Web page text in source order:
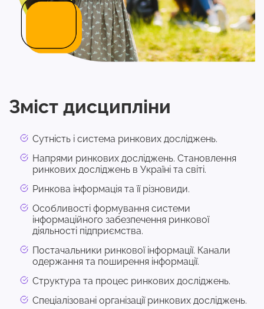
Зміст дисципліни
Сутність і система ринкових досліджень.
Напрями ринкових досліджень. Становлення
ринкових досліджень в Україні та світі.
Ринкова інформація та її різновиди.
Особливості формування системи
інформаційного забезпечення ринкової
діяльності підприємства.
Постачальники ринкової інформації. Канали
одержання та поширення інформації.
Структура та процес ринкових досліджень.
Спеціалізовані організації ринкових досліджень.